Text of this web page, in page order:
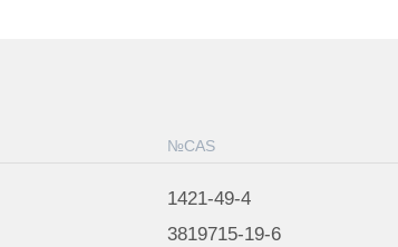
№CAS
1421-49-4
3819715-19-6